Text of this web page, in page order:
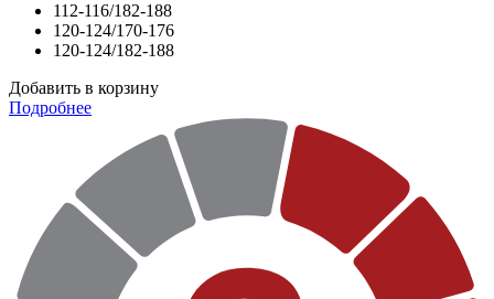
112-116/182-188
120-124/170-176
120-124/182-188
Добавить в корзину
Подробнее